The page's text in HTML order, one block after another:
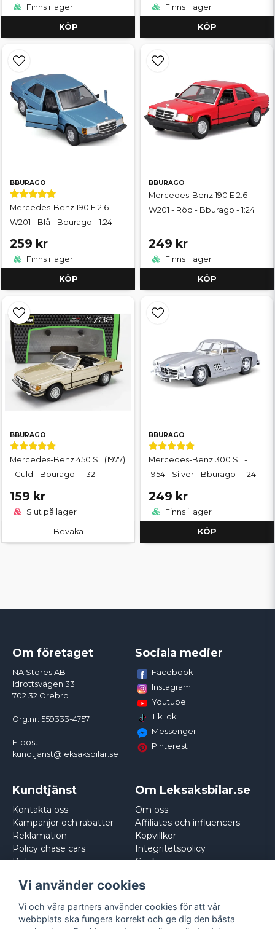
Finns i lager
KÖP
Finns i lager
KÖP
BBURAGO
Mercedes-Benz 190 E 2.6 -
W201 - Blå - Bburago - 1:24
259 kr
Finns i lager
KÖP
BBURAGO
Mercedes-Benz 190 E 2.6 -
W201 - Röd - Bburago - 1:24
249 kr
Finns i lager
KÖP
BBURAGO
Mercedes-Benz 450 SL (1977)
- Guld - Bburago - 1:32
159 kr
Slut på lager
Bevaka
BBURAGO
Mercedes-Benz 300 SL -
1954 - Silver - Bburago - 1:24
249 kr
Finns i lager
KÖP
Om företaget
NA Stores AB
Idrottsvägen 33
702 32 Örebro
Org.nr: 559333-4757
E-post:
kundtjanst@leksaksbilar.se
Sociala medier
Facebook
Instagram
Youtube
TikTok
Messenger
Pinterest
Kundtjänst
Kontakta oss
Kampanjer och rabatter
Reklamation
Policy chase cars
Returnera
Om Leksaksbilar.se
Om oss
Affiliates och influencers
Köpvillkor
Integritetspolicy
Cookies
Vi använder cookies
Vi och våra partners använder cookies för att vår
webbplats ska fungera korrekt och ge dig den bästa